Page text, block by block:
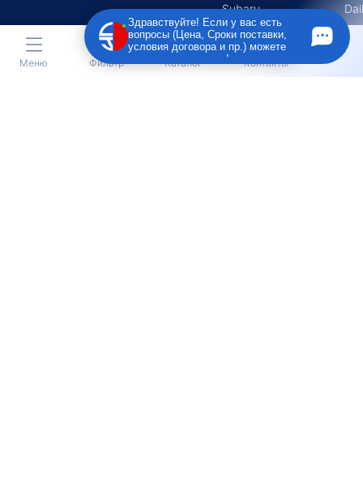
Subaru
Suzuki
Меню Фильтр Каталог Контакты
Здравствуйте! Если у вас есть
вопросы (Цена, Сроки поставки,
условия договора и пр.) можете
задать их мне в чат!